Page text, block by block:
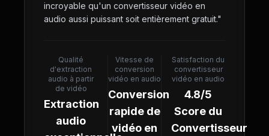
incroyable qu'un convertisseur vidéo en
audio aussi puissant soit entièrement gratuit."
Qualité
d'extraction
audio à partir
de vidéo
Extraction
audio
Vitesse de
conversion
vidéo en audio
Conversion
rapide de
vidéo en
Satisfaction du
convertisseur
vidéo en audio
4.8/5
Score du
Convertisseur